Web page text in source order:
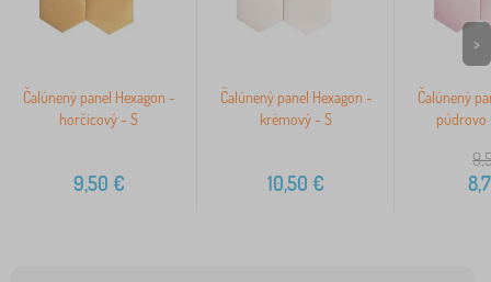
Čalúnený panel Hexagon -
horčicový - S
9,50 €
Čalúnený panel Hexagon -
krémový - S
10,50 €
Čalúnený
púdrovo
>